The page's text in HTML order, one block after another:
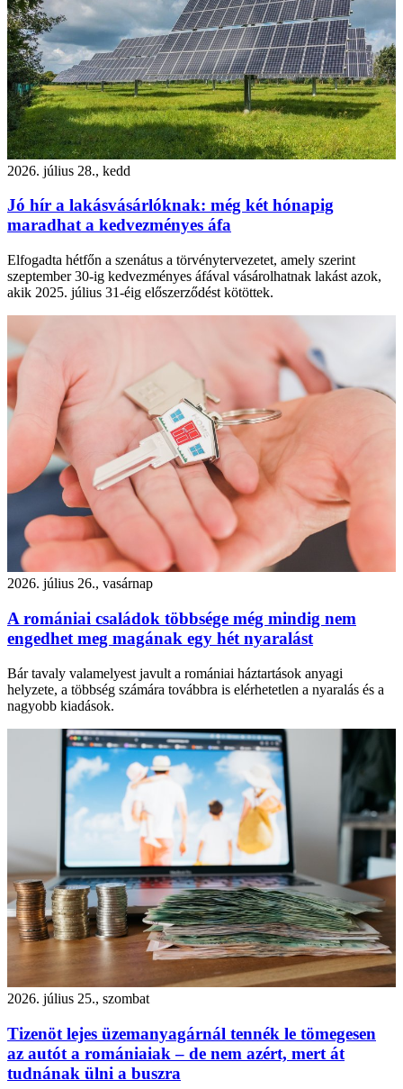
2026. július 28., kedd
Jó hír a lakásvásárlóknak: még két hónapig
maradhat a kedvezményes áfa
Elfogadta hétfőn a szenátus a törvénytervezetet, amely szerint
szeptember 30-ig kedvezményes áfával vásárolhatnak lakást azok,
akik 2025. július 31-éig előszerződést kötöttek.
2026. július 26., vasárnap
A romániai családok többsége még mindig nem
engedhet meg magának egy hét nyaralást
Bár tavaly valamelyest javult a romániai háztartások anyagi
helyzete, a többség számára továbbra is elérhetetlen a nyaralás és a
nagyobb kiadások.
2026. július 25., szombat
Tizenöt lejes üzemanyagárnál tennék le tömegesen
az autót a romániaiak – de nem azért, mert át
tudnának ülni a buszra